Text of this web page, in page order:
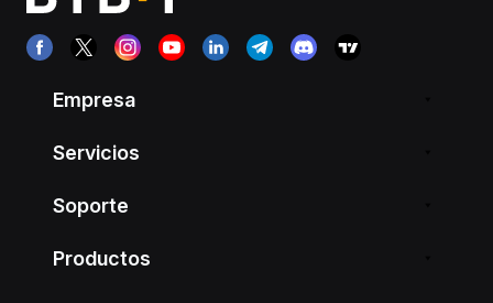
Empresa
Servicios
Soporte
Productos